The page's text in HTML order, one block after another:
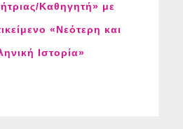
Καθηγητή» με
«Νεότερη και
Ιστορία»